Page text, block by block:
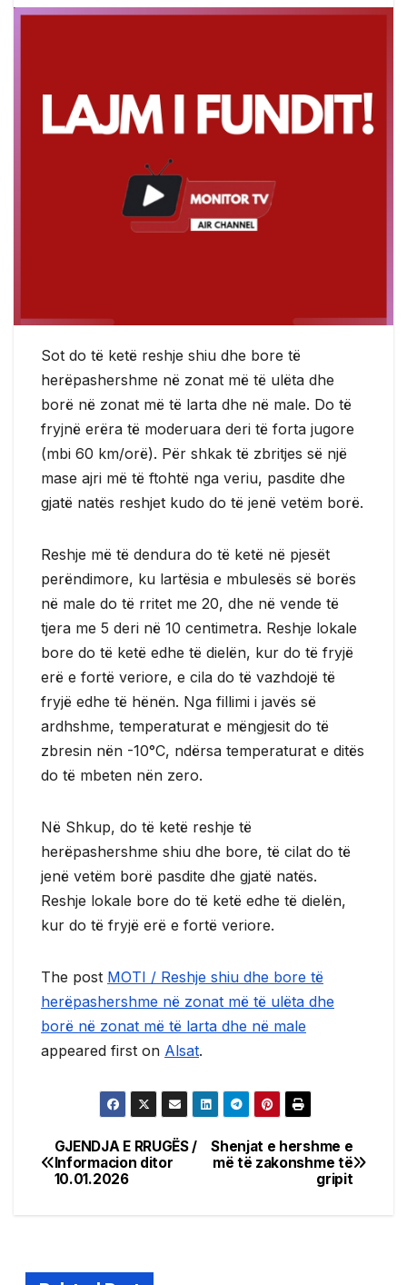
Sot do të ketë reshje shiu dhe bore të
herëpashershme në zonat më të ulëta dhe
borë në zonat më të larta dhe në male. Do të
fryjnë erëra të moderuara deri të forta jugore
(mbi 60 km/orë). Për shkak të zbritjes së një
mase ajri më të ftohtë nga veriu, pasdite dhe
gjatë natës reshjet kudo do të jenë vetëm borë.
Reshje më të dendura do të ketë në pjesët
perëndimore, ku lartësia e mbulesës së borës
në male do të rritet me 20, dhe në vende të
tjera me 5 deri në 10 centimetra. Reshje lokale
bore do të ketë edhe të dielën, kur do të fryjë
erë e fortë veriore, e cila do të vazhdojë të
fryjë edhe të hënën. Nga fillimi i javës së
ardhshme, temperaturat e mëngjesit do të
zbresin nën -10°C, ndërsa temperaturat e ditës
do të mbeten nën zero.
Në Shkup, do të ketë reshje të
herëpashershme shiu dhe bore, të cilat do të
jenë vetëm borë pasdite dhe gjatë natës.
Reshje lokale bore do të ketë edhe të dielën,
kur do të fryjë erë e fortë veriore.
The post MOTI / Reshje shiu dhe bore të
herëpashershme në zonat më të ulëta dhe
borë në zonat më të larta dhe në male
appeared first on Alsat.
Post
navigation
Shenjat e hershme e
më të zakonshme të
gripit
GJENDJA E RRUGËS /
Informacion ditor
10.01.2026